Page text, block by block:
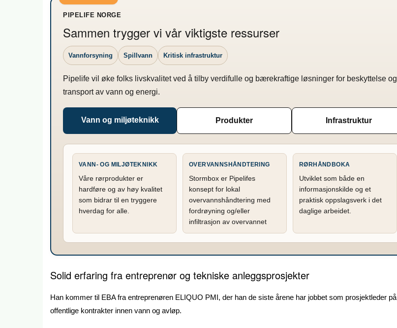
PIPELIFE NORGE
Sammen trygger vi vår viktigste ressurser
Vannforsyning Spillvann Kritisk infrastruktur
Pipelife vil øke folks livskvalitet ved å tilby verdifulle og bærekraftige løsninger for beskyttelse og
transport av vann og energi.
Vann og miljøteknikk Produkter Infrastruktur
VANN- OG MILJØTEKNIKK
Våre rørprodukter er
hardføre og av høy kvalitet
som bidrar til en tryggere
hverdag for alle.
OVERVANNSHÅNDTERING
Stormbox er Pipelifes
konsept for lokal
overvannshåndtering med
fordrøyning og/eller
infiltrasjon av overvannet
RØRHÅNDBOKA
Utviklet som både en
informasjonskilde og et
praktisk oppslagsverk i det
daglige arbeidet.
Solid erfaring fra entreprenør og tekniske anleggsprosjekter
Han kommer til EBA fra entreprenøren ELIQUO PMI, der han de siste årene har jobbet som prosjektleder på
offentlige kontrakter innen vann og avløp.